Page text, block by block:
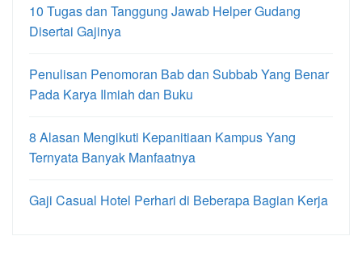
10 Tugas dan Tanggung Jawab Helper Gudang
Disertai Gajinya
Penulisan Penomoran Bab dan Subbab Yang Benar
Pada Karya Ilmiah dan Buku
8 Alasan Mengikuti Kepanitiaan Kampus Yang
Ternyata Banyak Manfaatnya
Gaji Casual Hotel Perhari di Beberapa Bagian Kerja